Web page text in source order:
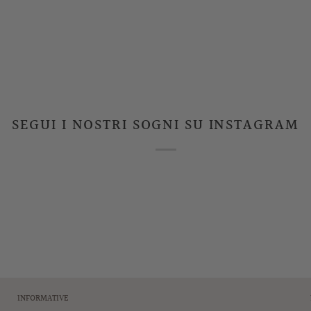
SEGUI I NOSTRI SOGNI SU INSTAGRAM
INFORMATIVE